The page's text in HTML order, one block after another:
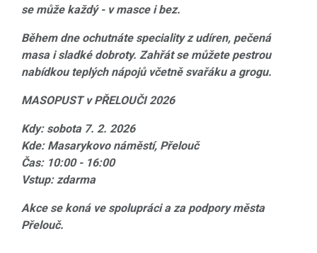
se může každý - v masce i bez.
Během dne ochutnáte speciality z udíren, pečená
masa i sladké dobroty. Zahřát se můžete pestrou
nabídkou teplých nápojů včetně svařáku a grogu.
MASOPUST v PŘELOUČI 2026
Kdy: sobota 7. 2. 2026
Kde: Masarykovo náměstí, Přelouč
Čas: 10:00 - 16:00
Vstup: zdarma
Akce se koná ve spolupráci a za podpory města
Přelouč.